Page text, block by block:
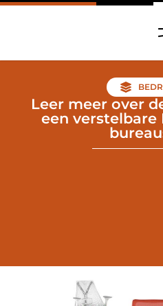
Leer meer over
een verstelbare